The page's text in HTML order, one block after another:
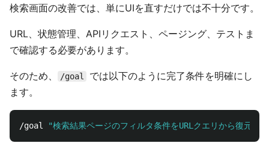
検索画面の改善では、単にUIを直すだけでは不十分です。
URL、状態管理、APIリクエスト、ページング、テストま
で確認する必要があります。
そのため、 /goal
では以下のように完了条件を明確にし
ます。
/goal "検索結果ページのフィルタ条件をURLクエリから復元で